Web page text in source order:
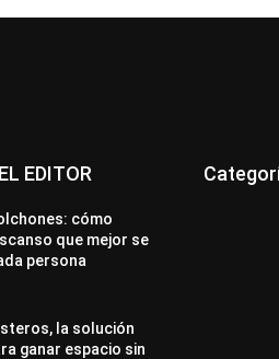
EDITOR
cómo
que mejor se
persona
la solución
ganar espacio sin